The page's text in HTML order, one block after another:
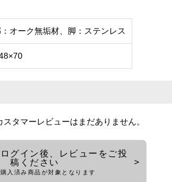
オーク無垢材、脚：ステンレス
タマーレビューはまだありません。
グイン後、レビューをご投
稿ください
入済み商品が対象となります